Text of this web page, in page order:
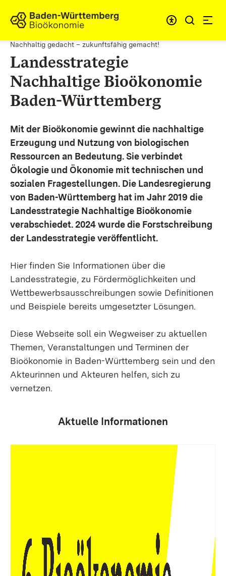
Zum Inhalt springen
Link zur Startseite
Nachhaltig gedacht – zukunftsfähig gemacht!
Landesstrategie
Nachhaltige Bioökonomie
Baden-Württemberg
Mit der Bioökonomie gewinnt die nachhaltige
Erzeugung und Nutzung von biologischen
Ressourcen an Bedeutung. Sie verbindet
Ökologie und Ökonomie mit technischen und
sozialen Fragestellungen. Die Landesregierung
von Baden-Württemberg hat im Jahr 2019 die
Landesstrategie Nachhaltige Bioökonomie
verabschiedet. 2024 wurde die Forstschreibung
der Landesstrategie veröffentlicht.
Hier finden Sie Informationen über die
Landesstrategie, zu Fördermöglichkeiten und
Wettbewerbsausschreibungen sowie Definitionen
und Beispiele bereits umgesetzter Lösungen.
Diese Webseite soll ein Wegweiser zu aktuellen
Themen, Veranstaltungen und Terminen der
Bioökonomie in Baden-Württemberg sein und den
Akteurinnen und Akteuren helfen, sich zu
vernetzen.
Aktuelle Informationen